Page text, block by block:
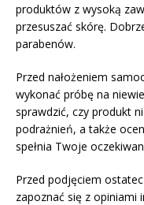
produktów z wysoką
przesuszać skórę.
parabenów.
Przed nałożeniem
wykonać próbę na
sprawdzić, czy produkt
podrażnień, a także
spełnia Twoje
Przed podjęciem
zapoznać się z opiniami